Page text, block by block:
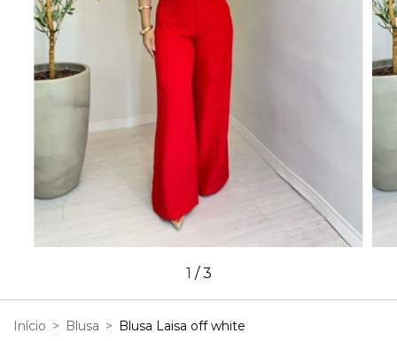
1 /3
Início > Blusa > Blusa Laisa off white